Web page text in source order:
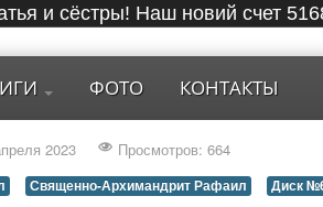
и сёстры! Наш новий счет
ФОТО КОНТАКТЫ
2023 Просмотров: 664
Священно-Архимандрит Рафаил Диск